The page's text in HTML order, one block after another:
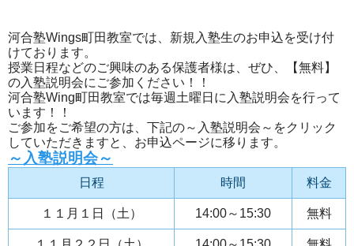
河合塾Wings町田教室では、新規入塾生のお申込を受け付
けております。
授業日程などのご興味のある保護者様は、ぜひ、【無料】
の入塾説明会にご参加ください！！
河合塾Wing町田教室では毎週土曜日に入塾説明会を行って
います！！
ご参加をご希望の方は、下記の～入塾説明会～をクリック
していただきますと、お申込ページに移ります。
～入塾説明会～
日程 時間 料金
１１月１日（土） 14:00～15:30 無料